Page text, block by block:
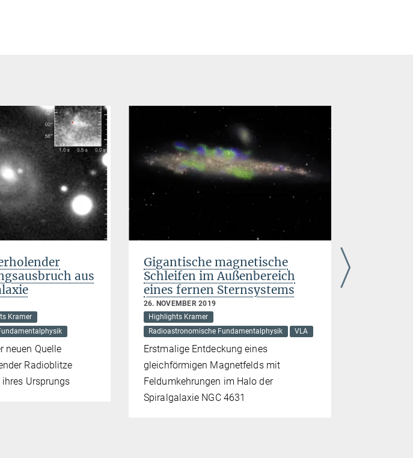
aus
Kramer
neuen Quelle
Radioblitze
Ursprungs
Gigantische magnetische
Schleifen im Außenbereich
eines fernen Sternsystems
26. NOVEMBER 2019
Highlights Kramer
Radioastronomische Fundamentalphysik
VLA
Erstmalige Entdeckung eines
gleichförmigen Magnetfelds mit
Feldumkehrungen im Halo der
Spiralgalaxie NGC 4631